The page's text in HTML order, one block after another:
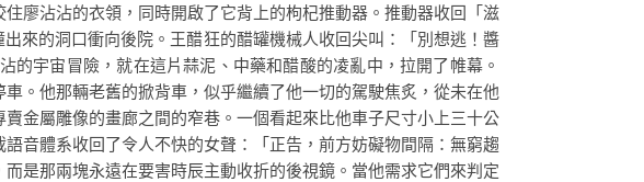
廖沾沾的衣領，同時開啟了它背上的枸杞推動器。推動器收回「滋
來的洞口衝向後院。王醋狂的醋罐機械人收回尖叫：「別想逃！醬
宇宙冒險，就在這片蒜泥、中藥和醋酸的凌亂中，拉開了帷幕。
。他那輛老舊的掀背車，似乎繼續了他一切的駕駛焦炙，從未在他
金屬雕像的畫廊之間的窄巷。一個看起來比他車子尺寸小上三十公
音體系收回了令人不快的女聲：「正告，前方妨礙物間隔：無窮趨
是那兩塊永遠在要害時辰主動收折的後視鏡。當他需求它們來判定